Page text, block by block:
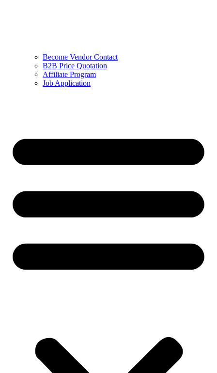
Become Vendor Contact
B2B Price Quotation
Affiliate Program
Job Application